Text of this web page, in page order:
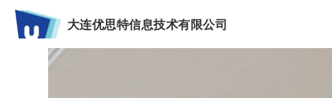
大连优思特信息技术有限公司